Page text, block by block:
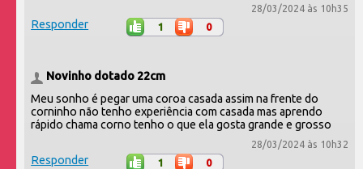
28/03/2024 às 10h35
Responder 1 0
Novinho dotado 22cm
Meu sonho é pegar uma coroa casada assim na frente do
corninho não tenho experiência com casada mas aprendo
rápido chama corno tenho o que ela gosta grande e grosso
28/03/2024 às 10h32
Responder 1 0